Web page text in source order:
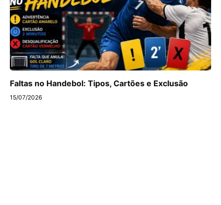
Faltas no Handebol: Tipos, Cartões e Exclusão
15/07/2026